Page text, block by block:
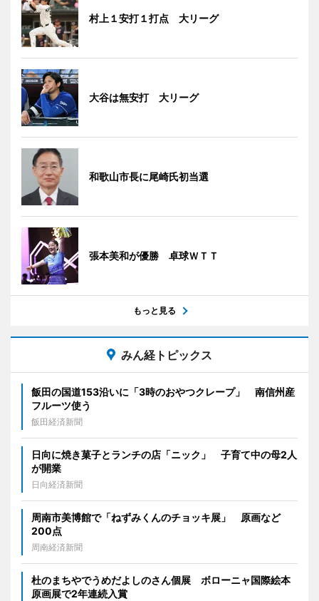
村上１安打１打点 大リーグ
大谷は無安打 大リーグ
和歌山市長に尾崎氏初当選
張本美和が優勝 卓球ＷＴＴ
もっと見る
みん経トピックス
飯田の国道153沿いに「3時のおやつクレープ」 南信州産
フルーツ使う
飯田経済新聞
日向に焼き菓子とランチの店「ニック」 子育て中の母2人
が開業
日向経済新聞
周南市美博館で「ねずみくんのチョッキ展」 原画など
200点
周南経済新聞
杜のまちやでうめだよしのさん個展 ボローニャ国際絵本
原画展で2年連続入賞